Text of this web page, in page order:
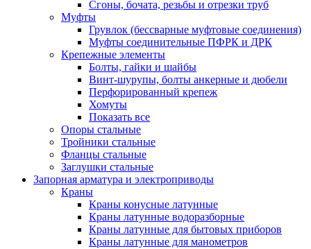
Сгоны, бочата, резьбы и отрезки труб
Муфты
Грувлок (бессварные муфтовые соединения)
Муфты соединительные ПФРК и ДРК
Крепежные элементы
Болты, гайки и шайбы
Винт-шурупы, болты анкерные и дюбели
Перфорированный крепеж
Хомуты
Показать все
Опоры стальные
Тройники стальные
Фланцы стальные
Заглушки стальные
Запорная арматура и электроприводы
Краны
Краны конусные латунные
Краны латунные водоразборные
Краны латунные для бытовых приборов
Краны латунные для манометров